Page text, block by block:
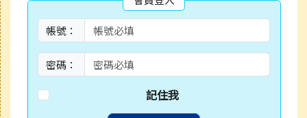
帳號：
密碼：
記住我